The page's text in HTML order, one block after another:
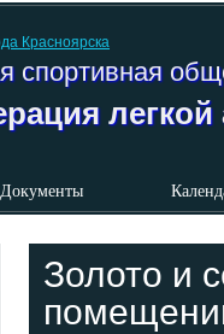
спортивная
легкой
Документы
Золото и